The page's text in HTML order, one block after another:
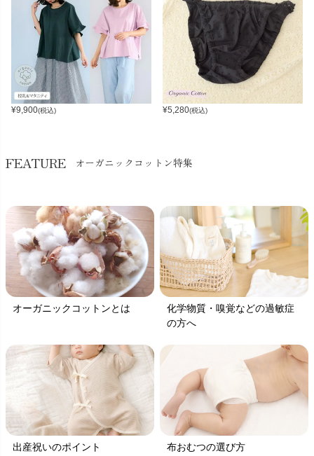
¥9,900(税込) ¥5,280(税込)
FEATURE オーガニックコットン特集
オーガニックコットンとは
化学物質・嗅覚などの過敏症
の方へ
出産祝いのポイント 布おむつの選び方